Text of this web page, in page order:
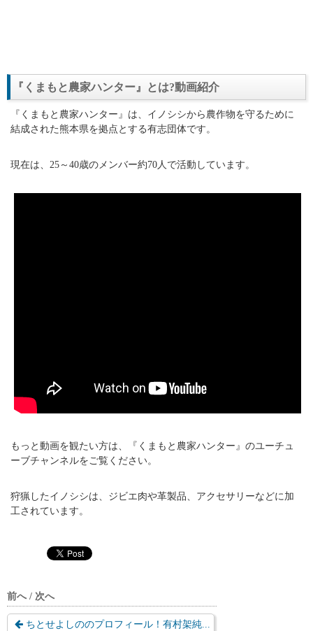
『くまもと農家ハンター』とは?動画紹介
『くまもと農家ハンター』は、イノシシから農作物を守るために
結成された熊本県を拠点とする有志団体です。
現在は、25～40歳のメンバー約70人で活動しています。
もっと動画を観たい方は、『くまもと農家ハンター』のユーチュ
ーブチャンネルをご覧ください。
狩猟したイノシシは、ジビエ肉や革製品、アクセサリーなどに加
工されています。
前へ / 次へ
ちとせよしののプロフィール！有村架純...